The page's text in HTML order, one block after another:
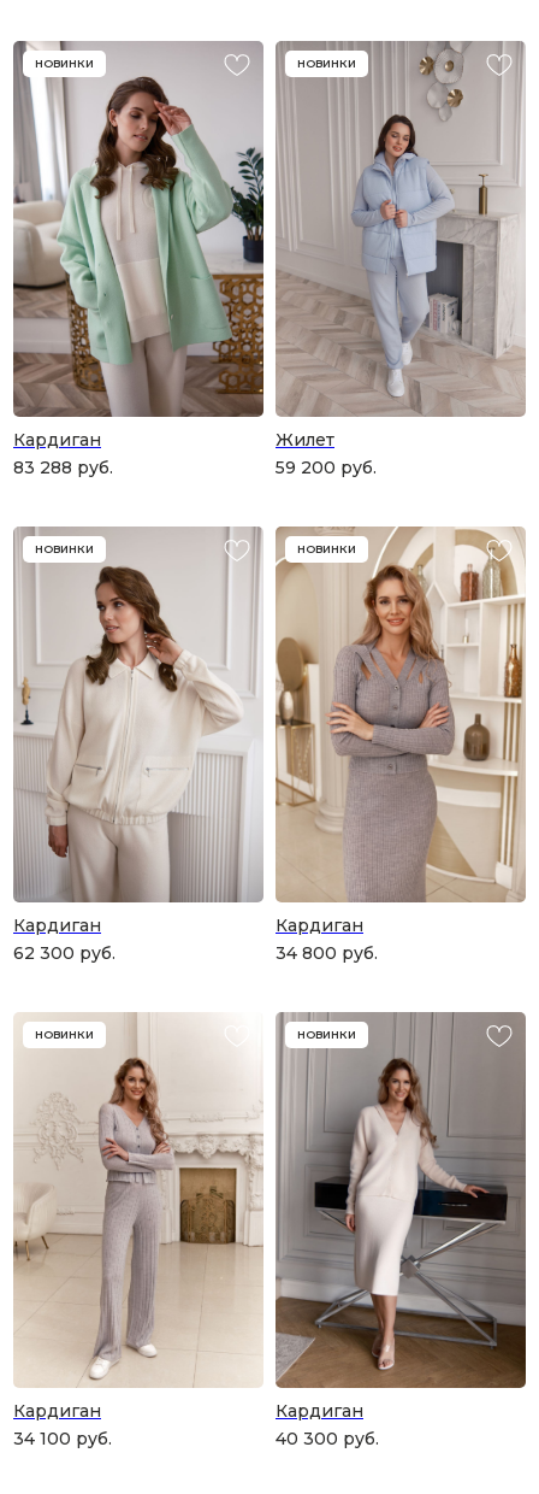
НОВИНКИ
Кардиган
83 288 руб.
НОВИНКИ
Жилет
59 200 руб.
НОВИНКИ
Кардиган
62 300 руб.
НОВИНКИ
Кардиган
34 800 руб.
НОВИНКИ
Кардиган
34 100 руб.
НОВИНКИ
Кардиган
40 300 руб.